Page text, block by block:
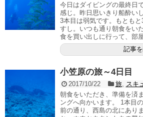
今日はダイビングの最終日
感じ。昨日思いきり船酔い
3本目は弱気です。もとも
すし。いつも通り朝食をい
食を買い出しに行って、部
記事
小笠原の旅～4日目
2017/10/22 旅,
スキ
朝食をいただき、準備を済
ングへ向かいます。 1本目
前の通り、西島の北にあり